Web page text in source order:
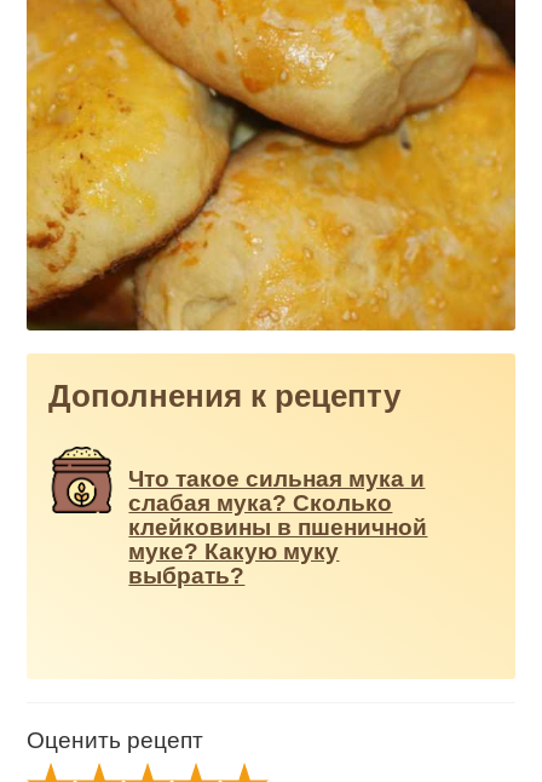
Дополнения к рецепту
Что такое сильная мука и
слабая мука? Сколько
клейковины в пшеничной
муке? Какую муку
выбрать?
Оценить рецепт